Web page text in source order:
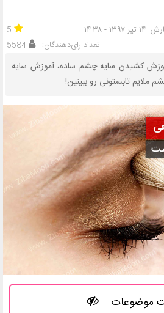
- ۱۴:۳۸
5
تعداد رای‌دهندگان:
5584
کشیدن سایه چشم ساده، آموزش سایه
تابستونی رو ببینین!
موضوعات